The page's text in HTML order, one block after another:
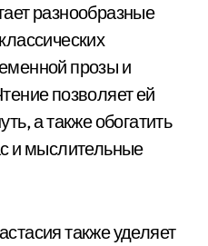
разнообразные
прозы и
позволяет ей
а также обогатить
и мыслительные
также уделяет